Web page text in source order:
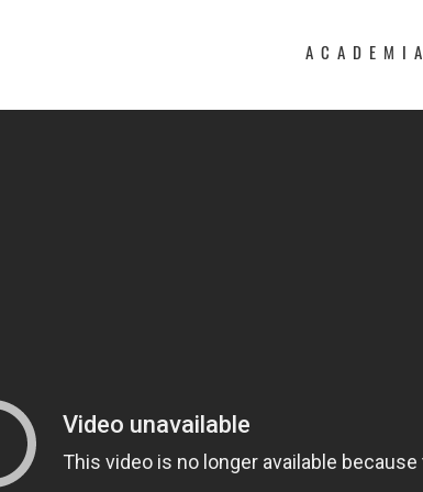
ACADEMIA